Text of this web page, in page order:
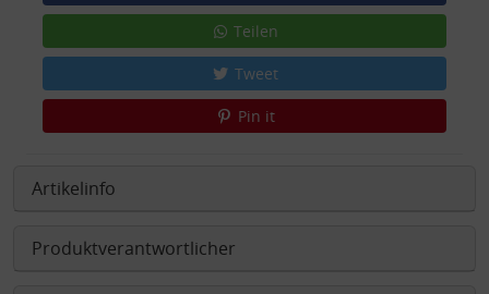
Teilen
Tweet
Pin it
Artikelinfo
Produktverantwortlicher